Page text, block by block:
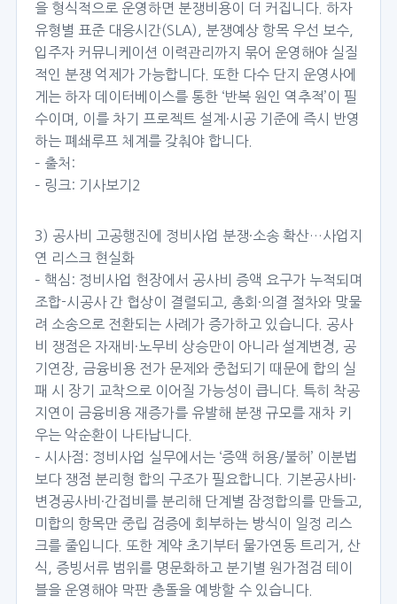
을 형식적으로 운영하면 분쟁비용이 더 커집니다. 하자
유형별 표준 대응시간(SLA), 분쟁예상 항목 우선 보수,
입주자 커뮤니케이션 이력관리까지 묶어 운영해야 실질
적인 분쟁 억제가 가능합니다. 또한 다수 단지 운영사에
게는 하자 데이터베이스를 통한 ‘반복 원인 역추적’이 필
수이며, 이를 차기 프로젝트 설계·시공 기준에 즉시 반영
하는 폐쇄루프 체계를 갖춰야 합니다.
– 출처:
– 링크: 기사보기2
3) 공사비 고공행진에 정비사업 분쟁·소송 확산…사업지
연 리스크 현실화
– 핵심: 정비사업 현장에서 공사비 증액 요구가 누적되며
조합-시공사 간 협상이 결렬되고, 총회·의결 절차와 맞물
려 소송으로 전환되는 사례가 증가하고 있습니다. 공사
비 쟁점은 자재비·노무비 상승만이 아니라 설계변경, 공
기연장, 금융비용 전가 문제와 중첩되기 때문에 합의 실
패 시 장기 교착으로 이어질 가능성이 큽니다. 특히 착공
지연이 금융비용 재증가를 유발해 분쟁 규모를 재차 키
우는 악순환이 나타납니다.
– 시사점: 정비사업 실무에서는 ‘증액 허용/불허’ 이분법
보다 쟁점 분리형 합의 구조가 필요합니다. 기본공사비·
변경공사비·간접비를 분리해 단계별 잠정합의를 만들고,
미합의 항목만 중립 검증에 회부하는 방식이 일정 리스
크를 줄입니다. 또한 계약 초기부터 물가연동 트리거, 산
식, 증빙서류 범위를 명문화하고 분기별 원가점검 테이
블을 운영해야 막판 충돌을 예방할 수 있습니다.